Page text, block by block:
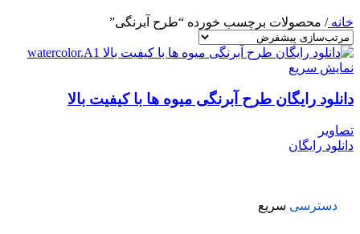
خانه/ محصولات برچسب خورده “طرح آبرنگی”
نمایش سریع
دانلود رایگان طرح آبرنگی میوه ها با کیفیت بالا
تصاویر
دانلود رایگان
دسترسی سریع